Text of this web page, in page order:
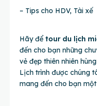
– Tips cho HDV, Tài xế
Hãy để tour du lịch
đến cho bạn những
vẻ đẹp thiên nhiên
Lịch trình được chúng
mang đến cho bạn